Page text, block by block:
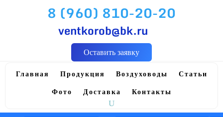
8 (960) 810-20-20
ventkorob@bk.ru
Оставить заявку
Главная Продукция Воздуховоды
Статьи
Фото
Доставка Контакты